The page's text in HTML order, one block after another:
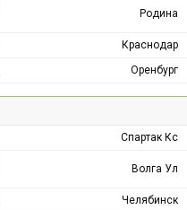
Родина
Краснодар
Оренбург
Спартак Кс
Волга Ул
Челябинск